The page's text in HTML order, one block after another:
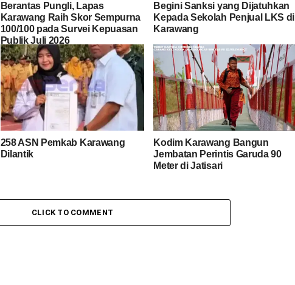
Berantas Pungli, Lapas
Karawang Raih Skor Sempurna
100/100 pada Survei Kepuasan
Publik Juli 2026
Begini Sanksi yang Dijatuhkan
Kepada Sekolah Penjual LKS di
Karawang
258 ASN Pemkab Karawang
Dilantik
Kodim Karawang Bangun
Jembatan Perintis Garuda 90
Meter di Jatisari
CLICK TO COMMENT